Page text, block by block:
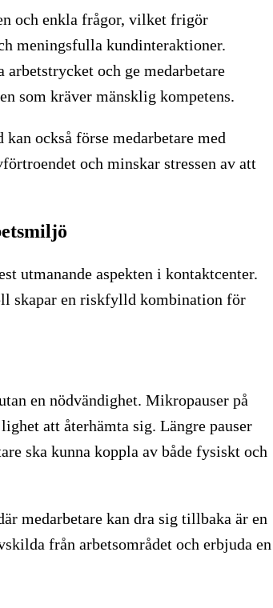
och enkla frågor, vilket frigör
meningsfulla kundinteraktioner.
arbetstrycket och ge medarbetare
som kräver mänsklig kompetens.
också förse medarbetare med
och minskar stressen av att
utmanande aspekten i kontaktcenter.
skapar en riskfylld kombination för
en nödvändighet. Mikropauser på
att återhämta sig. Längre pauser
ska kunna koppla av både fysiskt och
medarbetare kan dra sig tillbaka är en
från arbetsområdet och erbjuda en